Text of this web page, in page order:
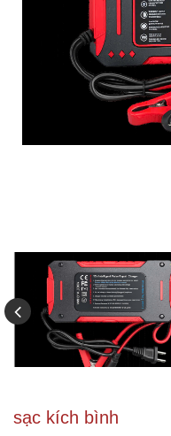
sạc kích bình